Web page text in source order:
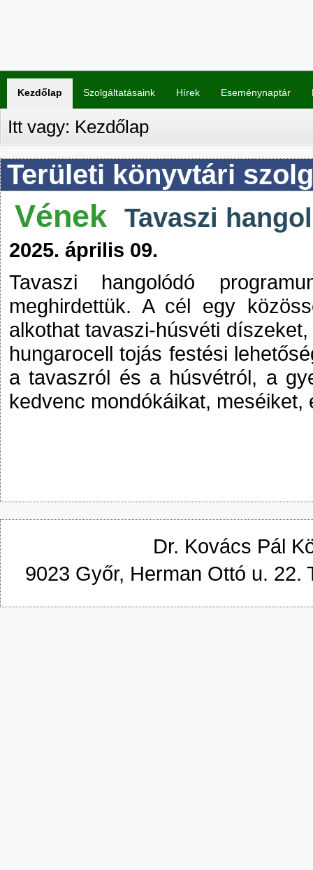
Kezdőlap Szolgáltatásaink Hírek Eseménynaptár
Itt vagy: Kezdőlap
Területi könyvtári
Vének Tavaszi
2025. április 09.
Tavaszi hangolódó
meghirdettük. A cél egy
alkothat tavaszi-húsvéti
hungarocell tojás festési
a tavaszról és a húsvétról, a
kedvenc mondókáikat,
Dr. Kovács Pál
9023 Győr, Herman Ottó u. 22.